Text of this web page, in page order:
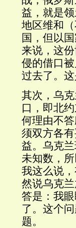
益，就是
地区维和
国，但以
来说，这
侵的借口
过去了。这
其次，乌
口，即北
何理由不
须双方各
益。乌克
未知数，
我这么说
然说乌克
答是： 我
了。这个
题。